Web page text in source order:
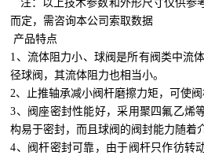
注：以上技术参数和外形尺寸仅供参
而定，需咨询本公司索取数据
产品特点
1、流体阻力小、球阀是所有阀类中流
径球阀，其流体阻力也相当小。
2、止推轴承减小阀杆磨擦力矩，可使阀
3、阀座密封性能好，采用聚四氟乙烯
构易于密封，而且球阀的阀封能力随着
4、阀杆密封可靠，由于阀杆只作彷转